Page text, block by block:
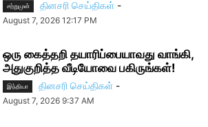
சற்றுமுன் தினசரி செய்திகள் -
August 7, 2026 12:17 PM
ஒரு கைத்தறி தயாரிப்பையாவது வாங்கி,
அதுகுறித்த வீடியோவை பகிருங்கள்!
இந்தியா தினசரி செய்திகள் -
August 7, 2026 9:37 AM